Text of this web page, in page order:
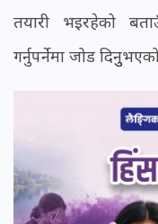
तयारी भइरहेको
गर्नुपर्नेमा जोड